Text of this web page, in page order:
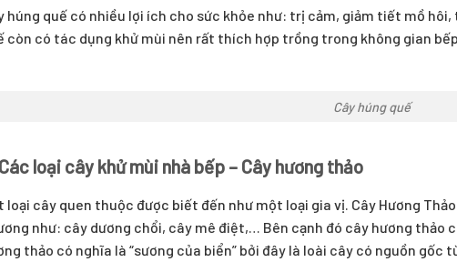
húng quế có nhiều lợi ích cho sức khỏe như: trị cảm, giảm tiết mồ
còn có tác dụng khử mùi nên rất thích hợp trồng trong không gian
Cây húng quế
loại cây khử mùi nhà bếp – Cây hương thảo
loại cây quen thuộc được biết đến như một loại gia vị. Cây Hương
như: cây dương chổi, cây mê điệt,… Bên cạnh đó cây hương thảo
thảo có nghĩa là “sương của biển” bởi đây là loài cây có nguồn gốc